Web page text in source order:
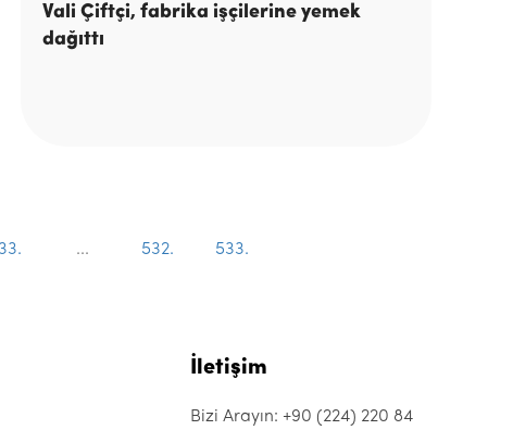
Vali Çiftçi, fabrika işçilerine yemek
dağıttı
... 532. 533.
İletişim
Bizi Arayın: +90 (224) 220 84